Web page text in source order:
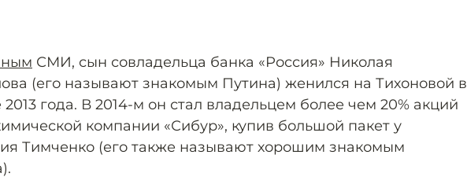
СМИ, сын совладельца банка «Россия» Николая
(его называют знакомым Путина) женился на Тихоновой в
2013 года. В 2014-м он стал владельцем более чем 20% акций
компании «Сибур», купив большой пакет у
Тимченко (его также называют хорошим знакомым